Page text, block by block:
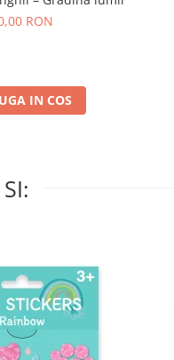
RON
IN COS